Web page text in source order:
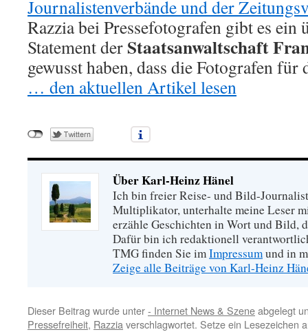
Journalistenverbände und der
Razzia bei Pressefotografen gibt es ein
Statement der Staatsanwaltschaft
gewusst haben, dass die Fotografen für
… den aktuellen Artikel lesen
Über Karl-Heinz Hänel
Ich bin freier Reise- und Bild-
Multiplikator, unterhalte meine Leser
erzähle Geschichten in Wort und Bild,
Dafür bin ich redaktionell
TMG finden Sie imImpressumund in
Zeige alle Beiträge von Karl-Heinz
Dieser Beitrag wurde unter- Internet News & Szeneabgelegt
Pressefreiheit, Razzia verschlagwortet. Setze ein Lesezeichen